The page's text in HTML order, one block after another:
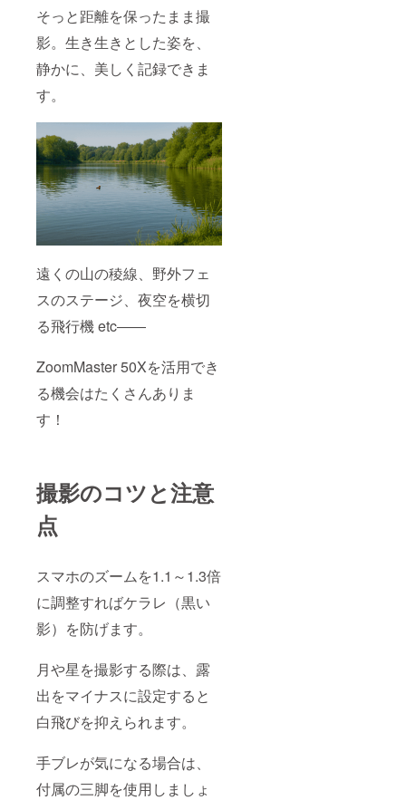
そっと距離を保ったまま撮
影。生き生きとした姿を、
静かに、美しく記録できま
す。
遠くの山の稜線、野外フェ
スのステージ、夜空を横切
る飛行機 etc――
ZoomMaster 50Xを活用でき
る機会はたくさんありま
す！
撮影のコツと注意
点
スマホのズームを1.1～1.3倍
に調整すればケラレ（黒い
影）を防げます。
月や星を撮影する際は、露
出をマイナスに設定すると
白飛びを抑えられます。
手ブレが気になる場合は、
付属の三脚を使用しましょ